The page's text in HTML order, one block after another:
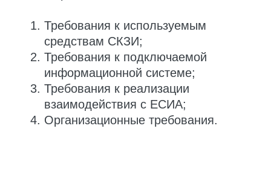
Необходимые меры
для подключения
к ЕСИА